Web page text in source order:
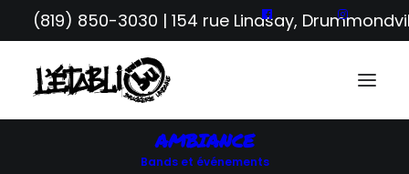
(819) 850-3030 | 154 rue Lindsay,
AMBIANCE
Bands et événements
RETOUR AUX ÉVÉNEMENTS